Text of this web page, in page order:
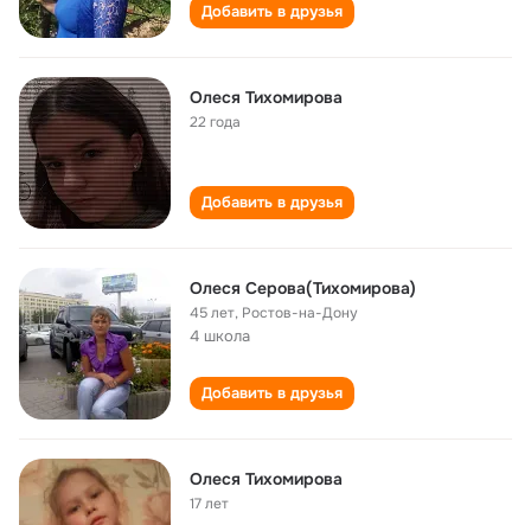
Добавить в друзья
Олеся Тихомирова
22 года
Добавить в друзья
Олеся Серова(Тихомирова)
45 лет, Ростов-на-Дону
4 школа
Добавить в друзья
Олеся Тихомирова
17 лет